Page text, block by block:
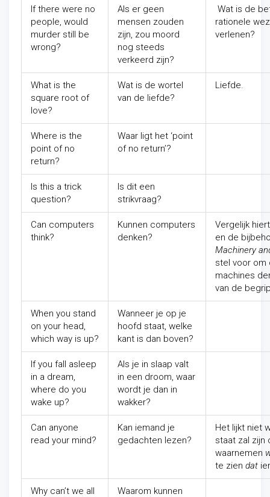
If there were no
people, would
murder still be
wrong?
Als er geen
mensen zouden
zijn, zou moord
nog steeds
verkeerd zijn?
Wat is de
rationele
verlenen?
What is the
square root of
love?
Wat is de wortel
van de liefde?
Liefde.
Where is the
point of no
return?
Waar ligt het ‘point
of no return’?
Is this a trick
question?
Is dit een
strikvraag?
Can computers
think?
Kunnen computers
denken?
Vergelijk
en de
Machinery
stel voor om
machines
van de
When you stand
on your head,
which way is up?
Wanneer je op je
hoofd staat, welke
kant is dan boven?
If you fall asleep
in a dream,
where do you
wake up?
Als je in slaap valt
in een droom, waar
wordt je dan in
wakker?
Can anyone
read your mind?
Kan iemand je
gedachten lezen?
Het lijkt niet
staat zal zijn
waarnemen
te zien dat
Why can’t we all Waarom kunnen